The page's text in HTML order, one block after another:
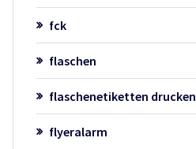
fck
flaschen
flaschenetiketten drucken
flyeralarm